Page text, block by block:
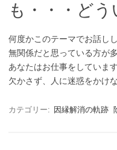
も・・・どう
何度かこのテーマでお話し
無関係だと思っている方が
あなたはお仕事をしていま
欠かさず、人に迷惑をかけ
カテゴリー: 因縁解消の軌跡